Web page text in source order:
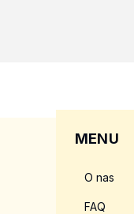
MENU
O nas
FAQ